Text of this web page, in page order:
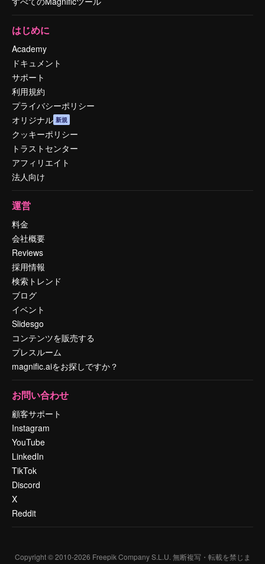
はじめに
Academy
ドキュメント
サポート
利用規約
プライバシーポリシー
オリジナル 新規
クッキーポリシー
トラストセンター
アフィリエイト
法人向け
運営
料金
会社概要
Reviews
採用情報
検索トレンド
ブログ
イベント
Slidesgo
コンテンツを販売する
プレスルーム
magnific.aiをお探しですか？
お問い合わせ
顧客サポート
Instagram
YouTube
LinkedIn
TikTok
Discord
X
Reddit
Copyright © 2010-2026 Freepik Company S.L.U. 無断複写・転載を禁じま